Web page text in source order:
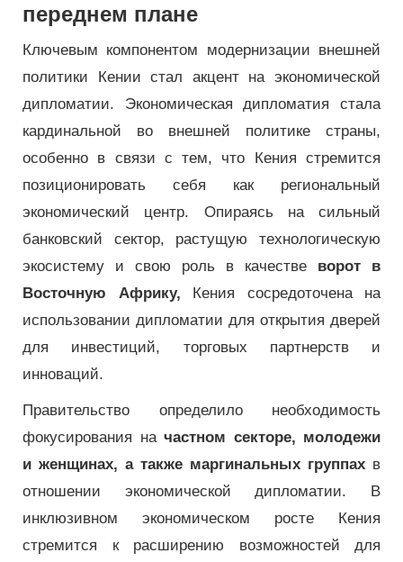
переднем плане
Ключевым компонентом модернизации внешней
политики Кении стал акцент на экономической
дипломатии. Экономическая дипломатия стала
кардинальной во внешней политике страны,
особенно в связи с тем, что Кения стремится
позиционировать себя как региональный
экономический центр. Опираясь на сильный
банковский сектор, растущую технологическую
экосистему и свою роль в качестве ворот в
Восточную Африку, Кения сосредоточена на
использовании дипломатии для открытия дверей
для инвестиций, торговых партнерств и
инноваций.
Правительство определило необходимость
фокусирования на частном секторе, молодежи
и женщинах, а также маргинальных группах в
отношении экономической дипломатии. В
инклюзивном экономическом росте Кения
стремится к расширению возможностей для